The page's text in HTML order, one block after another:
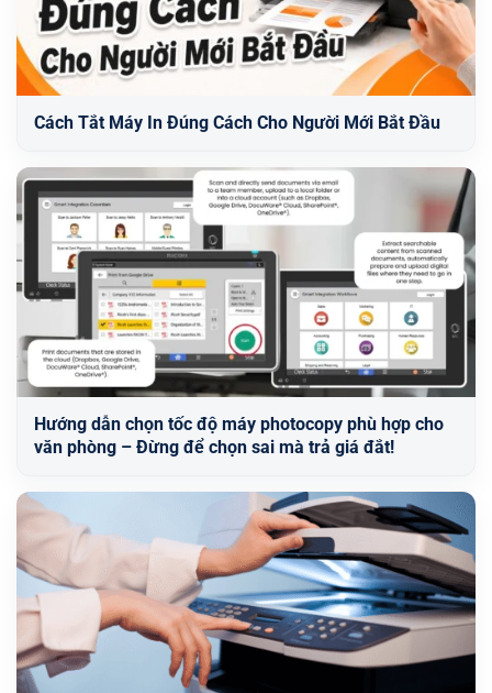
Cách Tắt Máy In Đúng Cách Cho Người Mới Bắt Đầu
Hướng dẫn chọn tốc độ máy photocopy phù hợp cho
văn phòng – Đừng để chọn sai mà trả giá đắt!